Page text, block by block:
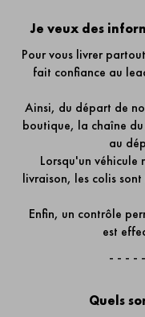
Je veux des
Pour vous livrer
fait confiance au
Ainsi, du départ de
boutique, la chaîne
au
Lorsqu'un
livraison, les colis
Enfin, un contrôle
est
- - - -
Quels